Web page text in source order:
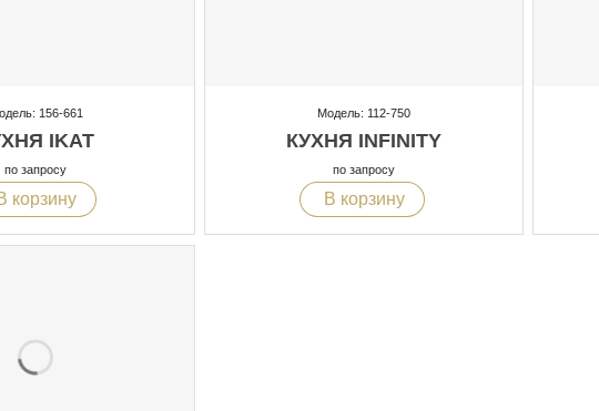
156-661
IKAT
по запросу
корзину
Модель: 112-750
КУХНЯ INFINITY
по запросу
В корзину